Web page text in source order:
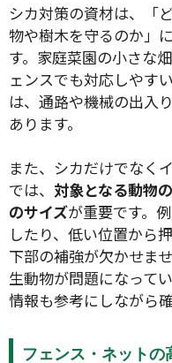
シカ対策の資材は、「
物や樹木を守るのか」
す。家庭菜園の小さな
ェンスでも対応しやす
は、通路や機械の出入
あります。
また、シカだけでなく
では、 対象となる動物
のサイズが重要です。
したり、低い位置から
下部の補強が欠かせま
生動物が問題になって
情報も参考にしながら
フェンス・ネットの